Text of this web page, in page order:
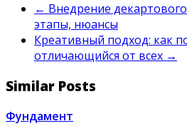
← Внедрение
этапы, нюансы
Креативный подход: как
отличающийся от всех →
Similar Posts
Фундамент